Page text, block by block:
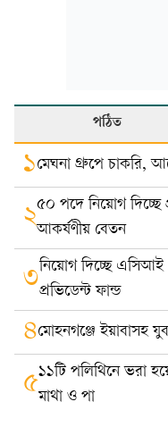
পঠিত
১মেঘনা গ্রুপে চাকরি,
২৫০ পদে নিয়োগ দিচ্ছে
আকর্ষণীয় বেতন
৩নিয়োগ দিচ্ছে এসিআই
প্রভিডেন্ট ফান্ড
৪মোহনগঞ্জে ইয়াবাসহ
৫১১টি পলিথিনে ভরা
মাথা ও পা